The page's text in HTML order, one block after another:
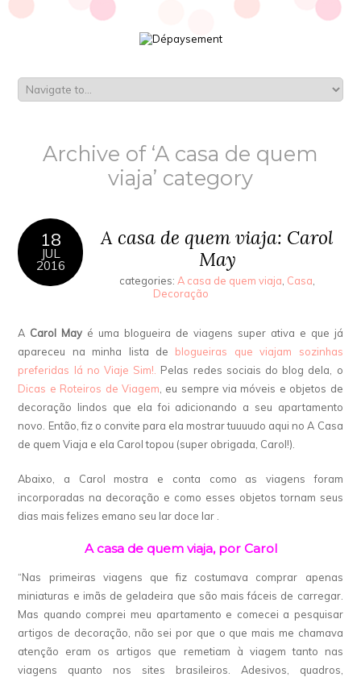
Archive of ‘A casa de quem
viaja’ category
18
JUL
2016
A casa de quem viaja: Carol
May
categories: A casa de quem viaja Casa
Decoração
A Carol May é uma blogueira de viagens super ativa e que já
apareceu na minha lista de blogueiras que viajam sozinhas
preferidas lá no Viaje Sim!.
Pelas redes sociais do blog dela, o
Dicas e Roteiros de Viagem , eu sempre via móveis e objetos de
decoração lindos que ela foi adicionando a seu apartamento
novo. Então, fiz o convite para ela mostrar tuuuudo aqui no A Casa
de quem Viaja e ela Carol topou (super obrigada, Carol!).
Abaixo, a Carol mostra e conta como as viagens foram
incorporadas na decoração e como esses objetos tornam seus
dias mais felizes emano seu lar doce lar .
A casa de quem viaja, por Carol
“Nas primeiras viagens que fiz costumava comprar apenas
miniaturas e imãs de geladeira que são mais fáceis de carregar.
Mas quando comprei meu apartamento e comecei a pesquisar
artigos de decoração, não sei por que o que mais me chamava
atenção eram os artigos que remetiam à viagem tanto nas
viagens quanto nos sites brasileiros. Adesivos, quadros,